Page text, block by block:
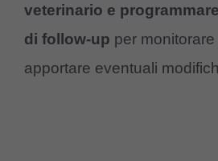
veterinario e programmare
di follow-up per
apportare eventuali